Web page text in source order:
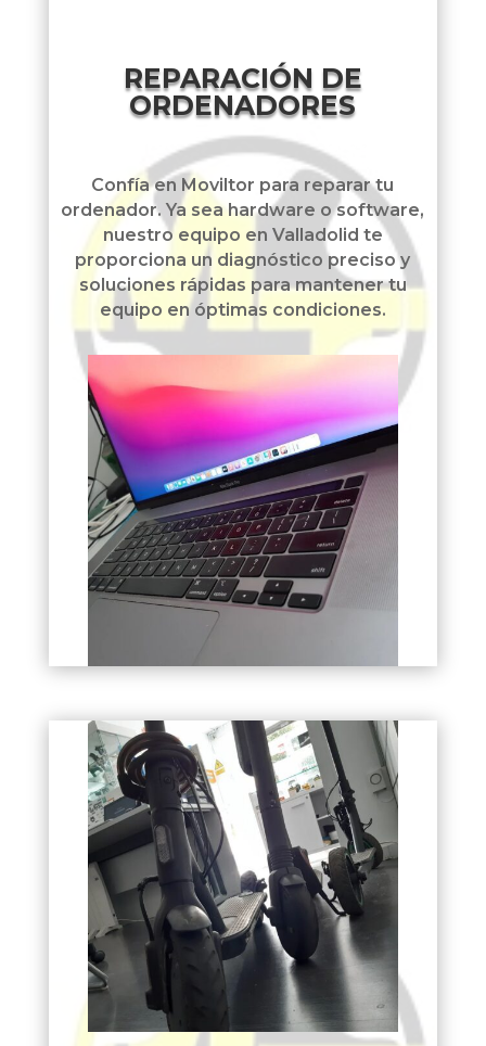
REPARACIÓN DE
ORDENADORES
Confía en Moviltor para reparar tu
ordenador. Ya sea hardware o software,
nuestro equipo en Valladolid te
proporciona un diagnóstico preciso y
soluciones rápidas para mantener tu
equipo en óptimas condiciones.